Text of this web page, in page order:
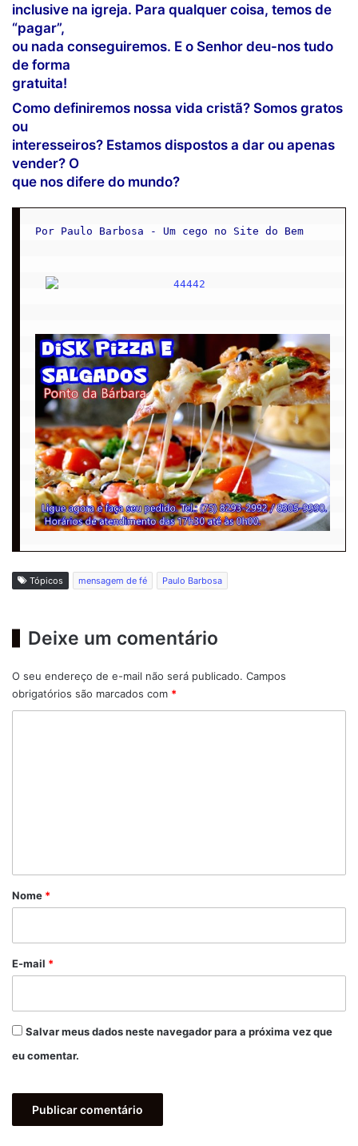
inclusive na igreja. Para qualquer coisa, temos de
“pagar”,
ou nada conseguiremos. E o Senhor deu-nos tudo
de forma
gratuita!
Como definiremos nossa vida cristã? Somos gratos
ou
interesseiros? Estamos dispostos a dar ou apenas
vender? O
que nos difere do mundo?
Por Paulo Barbosa - Um cego no Site do Bem
Tópicos mensagem de fé Paulo Barbosa
Deixe um comentário
O seu endereço de e-mail não será publicado. Campos
obrigatórios são marcados com *
r
*
Nome *
E-mail *
Salvar meus dados neste navegador para a próxima vez que
eu comentar.